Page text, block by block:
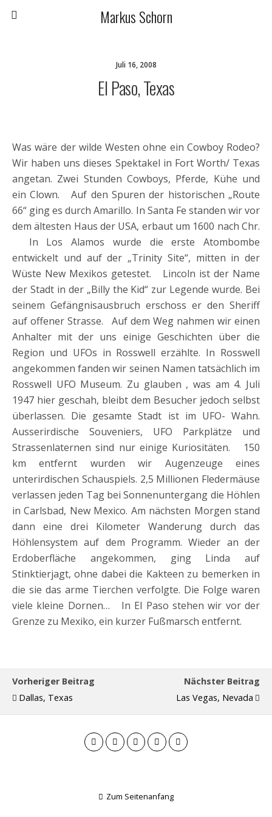
Markus Schorn
Juli 16, 2008
El Paso, Texas
Was wäre der wilde Westen ohne ein Cowboy Rodeo?
Wir haben uns dieses Spektakel in Fort Worth/ Texas
angetan. Zwei Stunden Cowboys, Pferde, Kühe und
ein Clown. Auf den Spuren der historischen „Route
66“ ging es durch Amarillo. In Santa Fe standen wir vor
dem ältesten Haus der USA, erbaut um 1600 nach Chr.
In Los Alamos wurde die erste Atombombe
entwickelt und auf der „Trinity Site“, mitten in der
Wüste New Mexikos getestet. Lincoln ist der Name
der Stadt in der „Billy the Kid“ zur Legende wurde. Bei
seinem Gefängnisausbruch erschoss er den Sheriff
auf offener Strasse. Auf dem Weg nahmen wir einen
Anhalter mit der uns einige Geschichten über die
Region und UFOs in Rosswell erzählte. In Rosswell
angekommen fanden wir seinen Namen tatsächlich im
Rosswell UFO Museum. Zu glauben , was am 4. Juli
1947 hier geschah, bleibt dem Besucher jedoch selbst
überlassen. Die gesamte Stadt ist im UFO- Wahn.
Ausserirdische Souveniers, UFO Parkplätze und
Strassenlaternen sind nur einige Kuriositäten. 150
km entfernt wurden wir Augenzeuge eines
unterirdischen Schauspiels. 2,5 Millionen Fledermäuse
verlassen jeden Tag bei Sonnenuntergang die Höhlen
in Carlsbad, New Mexico. Am nächsten Morgen stand
dann eine drei Kilometer Wanderung durch das
Höhlensystem auf dem Programm. Wieder an der
Erdoberfläche angekommen, ging Linda auf
Stinktierjagt, ohne dabei die Kakteen zu bemerken in
die sie das arme Tierchen verfolgte. Die Folge waren
viele kleine Dornen… In El Paso stehen wir vor der
Grenze zu Mexiko, ein kurzer Fußmarsch entfernt.
Vorheriger Beitrag
Dallas, Texas
Nächster Beitrag
Las Vegas, Nevada
Zum Seitenanfang